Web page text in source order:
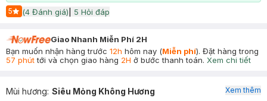
5
Start Icon
(4 Đánh giá) 5 Hỏi đáp
Giao Nhanh Miễn Phí 2H
Bạn muốn nhận hàng trước 12h hôm nay (Miễn phí). Đặt hàng trong
57 phúttới và chọn giao hàng 2H ở bước thanh toán. Xem chi tiết
Mùi hương: Siêu Mỏng Không Hương Xem thêm